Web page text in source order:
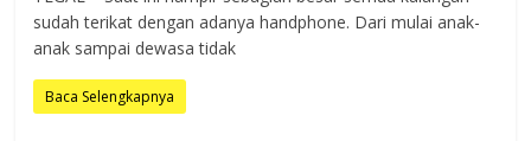
sudah terikat dengan adanya handphone. Dari mulai anak-
anak sampai dewasa tidak
Baca Selengkapnya